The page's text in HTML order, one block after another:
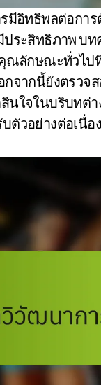
ประสิทธิภาพ
ณลักษณะทั่วไ
จากนี้ยังตรวจ
ใจในบริบทต่า
ตัวอย่างต่อเนื่